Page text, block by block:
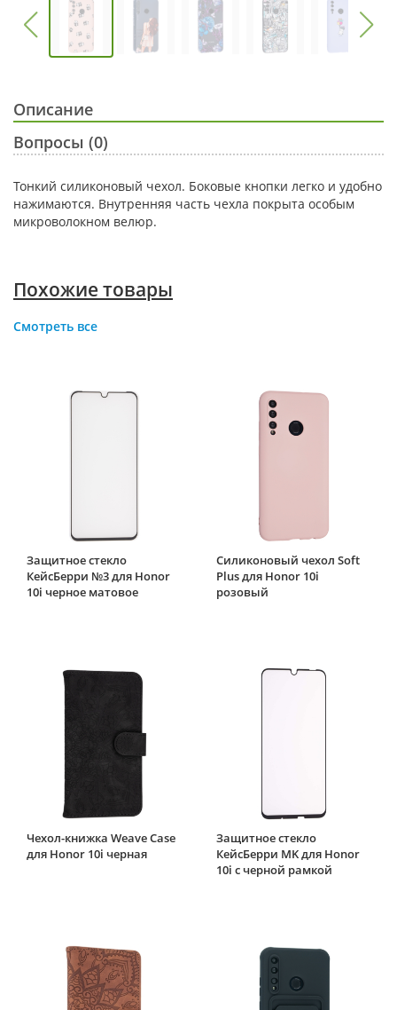
Описание
Вопросы (0)
Тонкий силиконовый чехол. Боковые кнопки легко и удобно
нажимаются. Внутренняя часть чехла покрыта особым
микроволокном велюр.
Похожие товары
Смотреть все
Защитное стекло
КейсБерри №3 для Honor
10i черное матовое
Силиконовый чехол Soft
Plus для Honor 10i
розовый
Чехол-книжка Weave Case
для Honor 10i черная
Защитное стекло
КейсБерри MK для Honor
10i с черной рамкой